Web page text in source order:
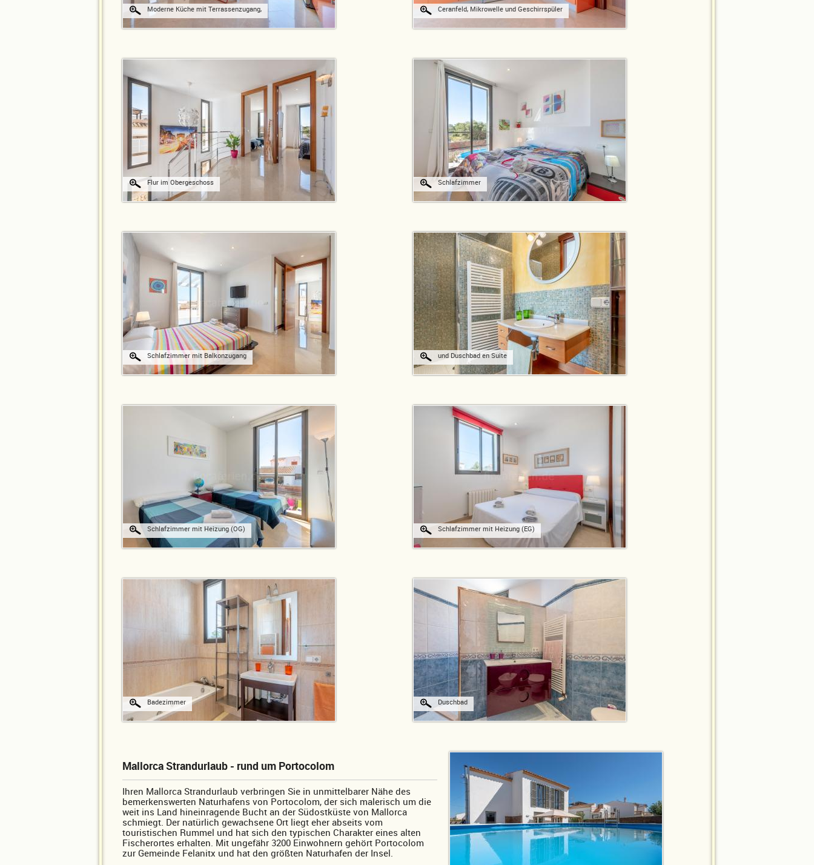
Moderne Küche mit Terrassenzugang, Ceranfeld, Mikrowelle und Geschirrspüler
Flur im Obergeschoss Schlafzimmer
Schlafzimmer mit Balkonzugang und Duschbad en Suite
Schlafzimmer mit Heizung (OG) Schlafzimmer mit Heizung (EG)
Badezimmer Duschbad
Mallorca Strandurlaub - rund um Portocolom
Ihren Mallorca Strandurlaub verbringen Sie in unmittelbarer Nähe des
bemerkenswerten Naturhafens von Portocolom, der sich malerisch um die
weit ins Land hineinragende Bucht an der Südostküste von Mallorca
schmiegt. Der natürlich gewachsene Ort liegt eher abseits vom
touristischen Rummel und hat sich den typischen Charakter eines alten
Fischerortes erhalten. Mit ungefähr 3200 Einwohnern gehört Portocolom
zur Gemeinde Felanitx und hat den größten Naturhafen der Insel.